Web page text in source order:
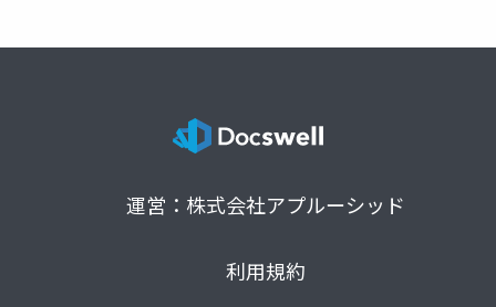
運営：株式会社アプルーシッド
利用規約